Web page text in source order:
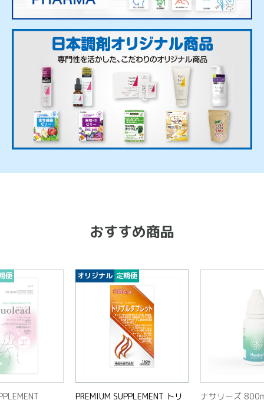
おすすめ商品
オリジナル
PREMIUM SUPPLEMENT トリ ナサリーズ 800mg